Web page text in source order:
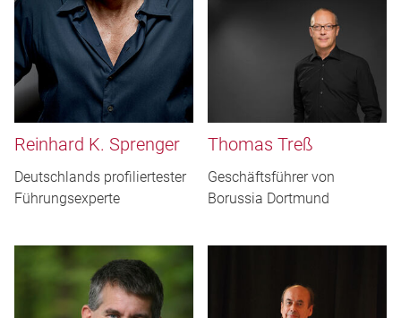
Reinhard K. Sprenger
Deutschlands profiliertester
Führungsexperte
Thomas Treß
Geschäftsführer von
Borussia Dortmund